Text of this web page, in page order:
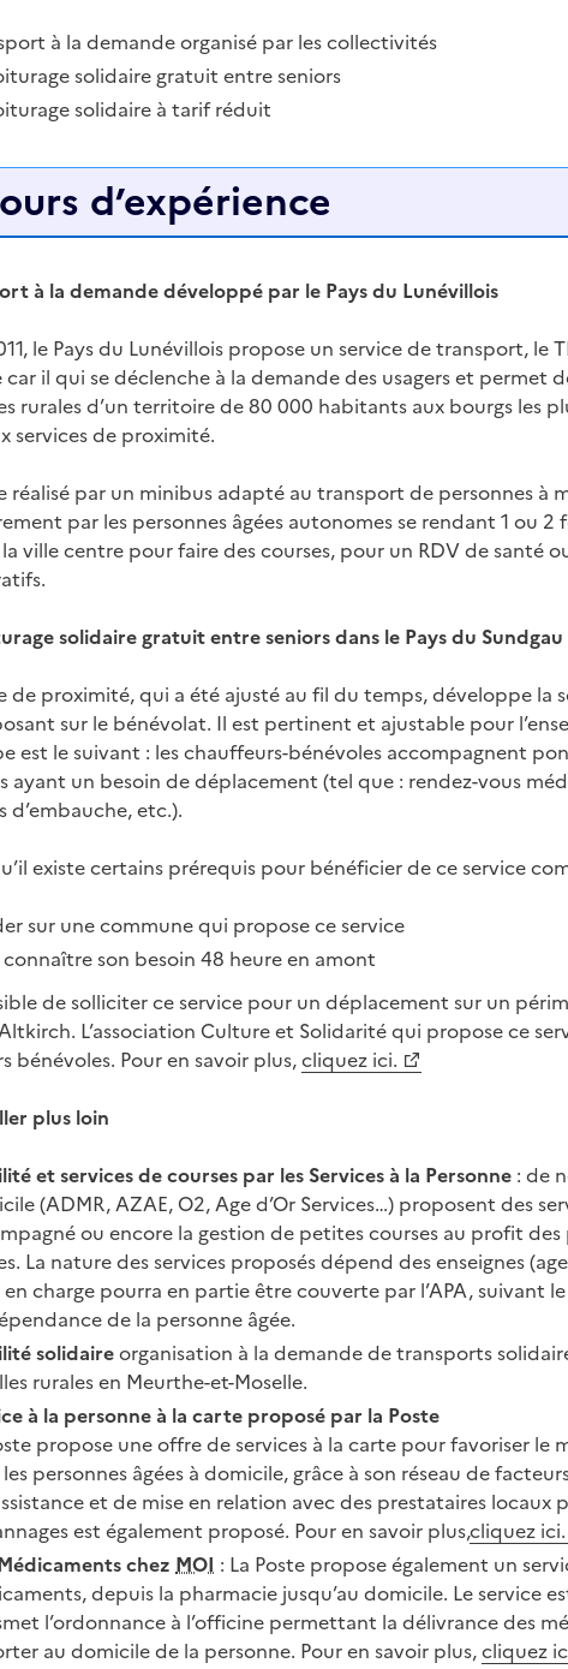
à la demande organisé par les collectivités
solidaire gratuit entre seniors
solidaire à tarif réduit
d’expérience
à la demande développé par le Pays du Lunévillois
le Pays du Lunévillois propose un service de transport, le
il qui se déclenche à la demande des usagers et permet
rurales d’un territoire de 80 000 habitants aux bourgs les
services de proximité.
réalisé par un minibus adapté au transport de personnes à
par les personnes âgées autonomes se rendant 1 ou 2
ville centre pour faire des courses, pour un RDV de santé
solidaire gratuit entre seniors dans le Pays du Sundgau
de proximité, qui a été ajusté au fil du temps, développe la
sur le bénévolat. Il est pertinent et ajustable pour
est le suivant : les chauffeurs-bénévoles accompagnent
ayant un besoin de déplacement (tel que : rendez-vous
d’embauche, etc.).
existe certains prérequis pour bénéficier de ce service
sur une commune qui propose ce service
connaître son besoin 48 heure en amont
de solliciter ce service pour un déplacement sur un
L’association Culture et Solidarité qui propose ce
bénévoles. Pour en savoir plus,cliquez ici.
plus loin
et services de courses par les Services à la Personne : de
(ADMR, AZAE, O2, Age d’Or Services…) proposent des
ou encore la gestion de petites courses au profit des
La nature des services proposés dépend des enseignes
en charge pourra en partie être couverte par l’APA, suivant
de la personne âgée.
solidaireorganisation à la demande de transports
rurales en Meurthe-et-Moselle.
à la personne à la carte proposé par la Poste
propose une offre de services à la carte pour favoriser le
personnes âgées à domicile, grâce à son réseau de
et de mise en relation avec des prestataires locaux
est également proposé. Pour en savoir plus,cliquez ici.
chezMOI : La Poste propose également un
depuis la pharmacie jusqu’au domicile. Le service
l’ordonnance à l’officine permettant la délivrance des
au domicile de la personne. Pour en savoir plus,cliquez